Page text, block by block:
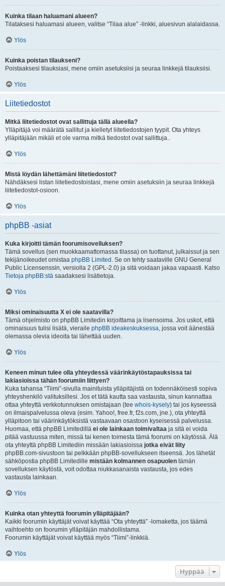
Kuinka tilaan haluamani alueen?
Tilataksesi haluamasi alueen, valitse “Tilaa alue” -linkki, aluesivun alalaidassa.
Ylös
Kuinka poistan tilaukseni?
Poistaaksesi tilauksiasi, mene omiin asetuksiisi ja seuraa linkkejä tilauksiisi.
Ylös
Liitetiedostot
Mitkä liitetiedostot ovat sallittuja tällä alueella?
Ylläpitäjä voi määrätä sallitut ja kielletyt liitetiedostojen tyypit. Ota yhteys
ylläpitäjään mikäli et ole varma mitkä tiedostot ovat sallittuja..
Ylös
Mistä löydän lähettämäni liitetiedostot?
Nähdäksesi listan liitetiedostoistasi, mene omiin asetuksiin ja seuraa linkkejä
liitetiedostot-osioon.
Ylös
phpBB -asiat
Kuka kirjoitti tämän foorumisovelluksen?
Tämä sovellus (sen muokkaamattomassa tilassa) on tuottanut, julkaissut ja sen
tekijänoikeudet omistaa phpBB Limited . Se on tehty saataville GNU General
Public Licensenssin, versiolla 2 (GPL-2.0) ja sitä voidaan jakaa vapaasti. Katso
Tietoja phpBB:stä saadaksesi lisätietoja.
Ylös
Miksi ominaisuutta X ei ole saatavilla?
Tämä ohjelmisto on phpBB Limitedin kirjoittama ja lisensoima. Jos uskot, että
ominaisuus tulisi lisätä, vieraile phpBB ideakeskuksessa, jossa voit äänestää
olemassa olevia ideoita tai lähettää uuden.
Ylös
Keneen minun tulee olla yhteydessä väärinkäytöstapauksissa tai
lakiasioissa tähän foorumiin liittyen?
Kuka tahansa “Tiimi”-sivulla mainituista ylläpitäjistä on todennäköisesti sopiva
yhteyshenkilö valituksillesi. Jos et tätä kautta saa vastausta, sinun kannattaa
ottaa yhteyttä verkkotunnuksen omistajaan (tee whois-kysely) tai jos kyseessä
on ilmaispalvelussa oleva (esim. Yahoo!, free.fr, f2s.com, jne.), ota yhteyttä
ylläpitoon tai väärinkäytöksistä vastaavaan osastoon kyseisessä palvelussa.
Huomaa, että phpBB Limitedillä ei ole lainkaan toimivaltaa ja sitä ei voida
pitää vastuussa miten, missä tai kenen toimesta tämä foorumi on käytössä. Älä
ota yhteyttä phpBB Limitediin missään lakiasioissa jotka eivät liity
phpBB.com-sivustoon tai pelkkään phpBB-sovellukseen itseensä. Jos lähetät
sähköpostia phpBB Limitedille mistään kolmannen osapuolen tämän
sovelluksen käytöstä, voit odottaa niukkasanaista vastausta, jos edes
vastausta lainkaan.
Ylös
Kuinka otan yhteyttä foorumin ylläpitäjään?
Kaikki foorumin käyttäjät voivat käyttää “Ota yhteyttä” -lomaketta, jos täämä
vaihtoehto on foorumin ylläpitäjän mahdollistama.
Foorumin käyttäjät voivat käyttää myös “Tiimi”-linkkiä.
Ylös
Hyppää